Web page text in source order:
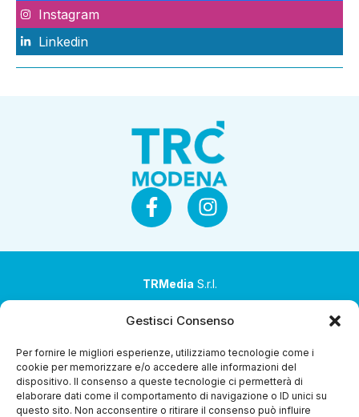
Gestisci Consenso
Per fornire le migliori esperienze, utilizziamo tecnologie come i
cookie per memorizzare e/o accedere alle informazioni del
dispositivo. Il consenso a queste tecnologie ci permetterà di
elaborare dati come il comportamento di navigazione o ID unici su
questo sito. Non acconsentire o ritirare il consenso può influire
Instagram
Linkedin
TRMedia S.r.l.
coordinamento da parte di Coop Alleanza 3.0 Soc. Coop.
Sede legale: via Ragazzi del ’99 nr. 51 42124 Reggio Emilia
(RE)